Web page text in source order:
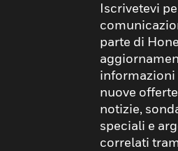
Iscrivetevi
parte di
informazioni
nuove
notizie,
speciali e
correlati